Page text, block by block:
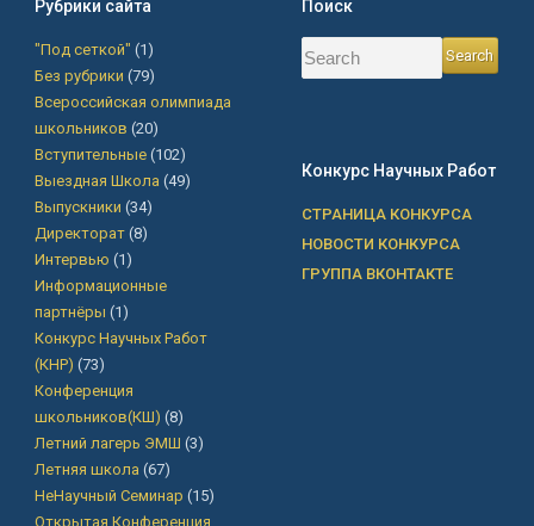
Рубрики сайта
"Под сеткой" (1)
Без рубрики (79)
Всероссийская олимпиада
школьников (20)
Вступительные(102)
Выездная Школа (49)
Выпускники (34)
Директорат(8)
Интервью (1)
Информационные
партнёры (1)
Конкурс Научных Работ
(КНР) (73)
Конференция
школьников(КШ) (8)
Летний лагерь ЭМШ (3)
Летняя школа (67)
НеНаучный Семинар (15)
Открытая Конференция
Поиск
Конкурс Научных Работ
СТРАНИЦА КОНКУРСА
НОВОСТИ КОНКУРСА
ГРУППА ВКОНТАКТЕ